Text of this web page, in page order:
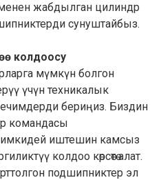
жабдылган цилиндр
сунуштайбыз.
колдоосу
мүмкүн болгон
үчүн техникалык
бериңиз. Биздин
командасы
иштешин камсыз
колдоо көрсөтө алат.
подшипниктер эл